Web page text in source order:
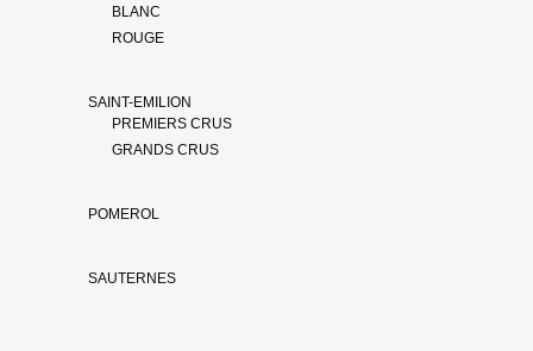
BLANC
ROUGE
SAINT-EMILION
PREMIERS CRUS
GRANDS CRUS
POMEROL
SAUTERNES